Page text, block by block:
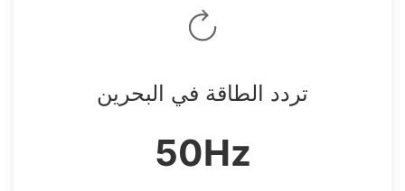
تردد الطاقة في البحرين
50Hz